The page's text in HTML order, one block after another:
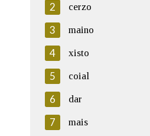
2 cerzo
3 maino
4 xisto
5 coial
6 dar
7 mais